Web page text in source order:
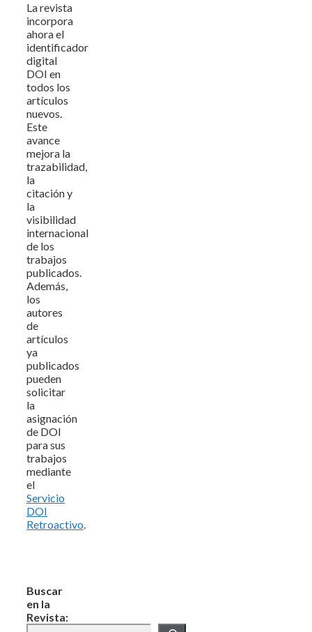
La revista
incorpora
ahora el
identificador
digital
DOI en
todos los
artículos
nuevos.
Este
avance
mejora la
trazabilidad,
la
citación y
la
visibilidad
internacional
de los
trabajos
publicados.
Además,
los
autores
de
artículos
ya
publicados
pueden
solicitar
la
asignación
de DOI
para sus
trabajos
mediante
el
Servicio
DOI
Retroactivo.
Buscar
en la
Revista: